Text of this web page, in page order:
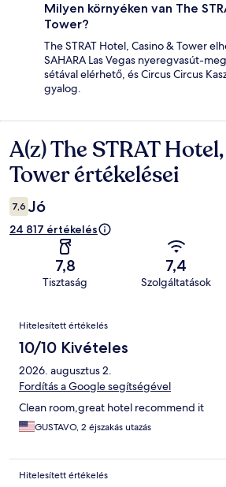
Milyen környéken van The
Tower?
The STRAT Hotel, Casino & Tower
SAHARA Las Vegas nyeregvasút-
sétával elérhető, és Circus Circus
gyalog.
Értékelések
A(z) The STRAT
Tower értékelései
7,6 Jó
24 817 értékelés
7,8
Tisztaság
7,4
Szolgáltatások
Értékelések
Hitelesített értékelés
10/10 Kivételes
2026. augusztus 2.
Fordítás a Google segítségével
Clean room,great hotel recommend it
GUSTAVO, 2 éjszakás utazás
Hitelesített értékelés